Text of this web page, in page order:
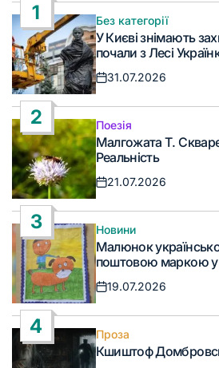
1
Опублікувати
у
Без категорії
У Києві знімають
почали з Лесі
Дата
31.07.2026
2
Опублікувати
у
Поезія
Малгожата Т.
Реальність
Дата
21.07.2026
3
Опублікувати
у
Новини
Малюнок
поштовою маркою у
Дата
19.07.2026
4
Опублікувати
у
Проза
Кшиштоф